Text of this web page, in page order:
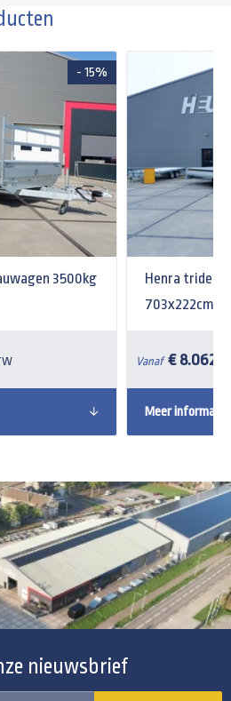
- 15%
3500kg
Henra
703x222cm
Vanaf €
Meer informatie
nieuwsbrief